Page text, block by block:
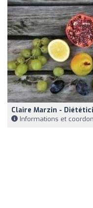
Claire Marzin -
Informations et